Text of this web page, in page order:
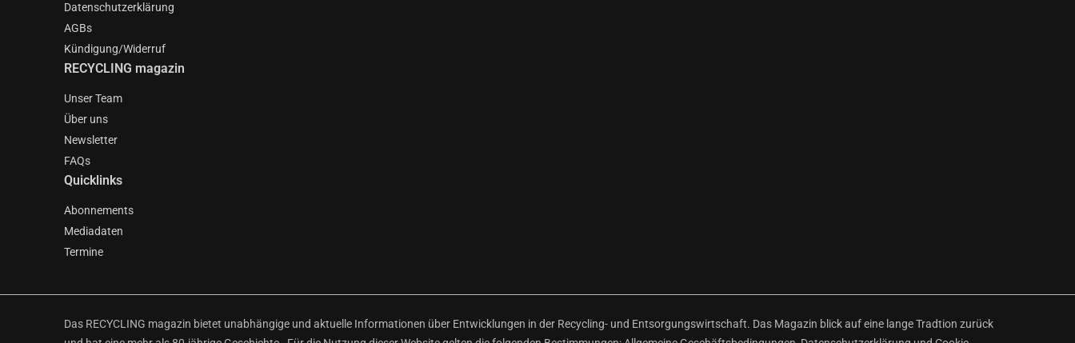
Datenschutzerklärung
AGBs
Kündigung/Widerruf
RECYCLING magazin
Unser Team
Über uns
Newsletter
FAQs
Quicklinks
Abonnements
Mediadaten
Termine
Das RECYCLING magazin bietet unabhängige und aktuelle Informationen über Entwicklungen in der Recycling- und Entsorgungswirtschaft. Das Magazin blick auf eine lange Tradtion zurück